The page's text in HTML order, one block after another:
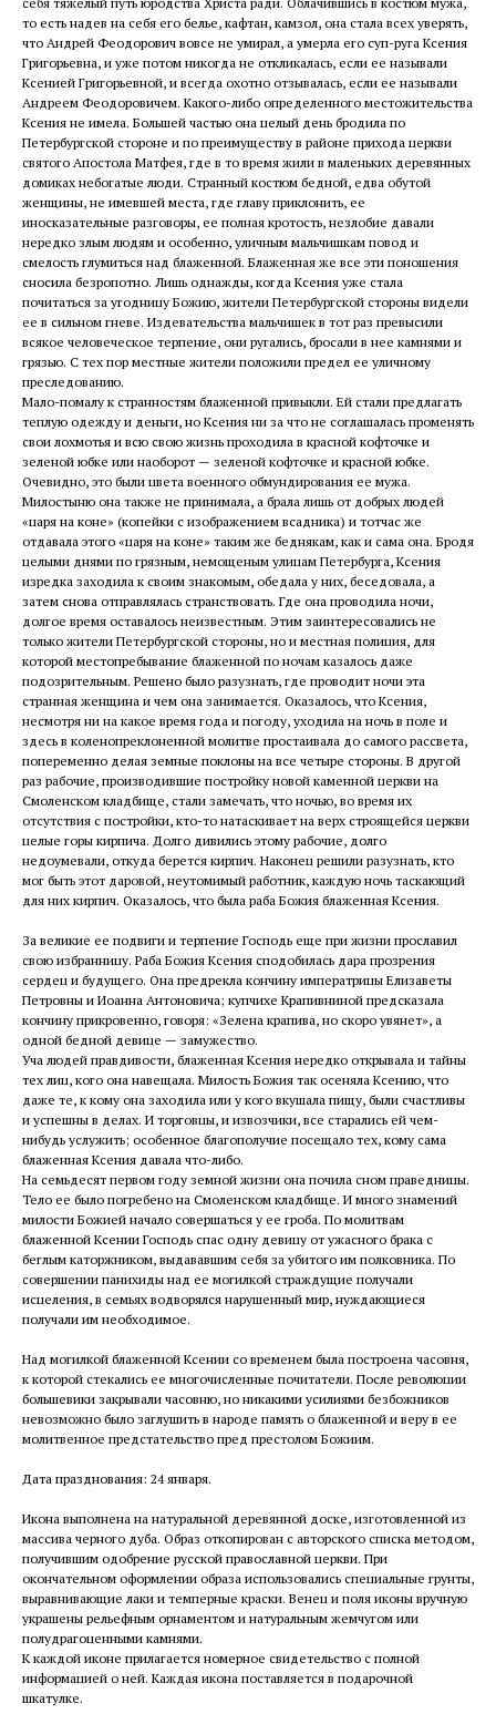
то есть надев на себя его белье, кафтан, камзол, она стала всех уверять,
что Андрей Феодорович вовсе не умирал, а умерла его суп-руга Ксения
Григорьевна, и уже потом никогда не откликалась, если ее называли
Ксенией Григорьевной, и всегда охотно отзывалась, если ее называли
Андреем Феодоровичем. Какого-либо определенного местожительства
Ксения не имела. Большей частью она целый день бродила по
Петербургской стороне и по преимуществу в районе прихода церкви
святого Апостола Матфея, где в то время жили в маленьких деревянных
домиках небогатые люди. Странный костюм бедной, едва обутой
женщины, не имевшей места, где главу приклонить, ее
иносказательные разговоры, ее полная кротость, незлобие давали
нередко злым людям и особенно, уличным мальчишкам повод и
смелость глумиться над блаженной. Блаженная же все эти поношения
сносила безропотно. Лишь однажды, когда Ксения уже стала
почитаться за угодницу Божию, жители Петербургской стороны видели
ее в сильном гневе. Издевательства мальчишек в тот раз превысили
всякое человеческое терпение, они ругались, бросали в нее камнями и
грязью. С тех пор местные жители положили предел ее уличному
преследованию.
Мало-помалу к странностям блаженной привыкли. Ей стали предлагать
теплую одежду и деньги, но Ксения ни за что не соглашалась променять
свои лохмотья и всю свою жизнь проходила в красной кофточке и
зеленой юбке или наоборот — зеленой кофточке и красной юбке.
Очевидно, это были цвета военного обмундирования ее мужа.
Милостыню она также не принимала, а брала лишь от добрых людей
«царя на коне» (копейки с изображением всадника) и тотчас же
отдавала этого «царя на коне» таким же беднякам, как и сама она. Бродя
целыми днями по грязным, немощеным улицам Петербурга, Ксения
изредка заходила к своим знакомым, обедала у них, беседовала, а
затем снова отправлялась странствовать. Где она проводила ночи,
долгое время оставалось неизвестным. Этим заинтересовались не
только жители Петербургской стороны, но и местная полиция, для
которой местопребывание блаженной по ночам казалось даже
подозрительным. Решено было разузнать, где проводит ночи эта
странная женщина и чем она занимается. Оказалось, что Ксения,
несмотря ни на какое время года и погоду, уходила на ночь в поле и
здесь в коленопреклоненной молитве простаивала до самого рассвета,
попеременно делая земные поклоны на все четыре стороны. В другой
раз рабочие, производившие постройку новой каменной церкви на
Смоленском кладбище, стали замечать, что ночью, во время их
отсутствия с постройки, кто-то натаскивает на верх строящейся церкви
целые горы кирпича. Долго дивились этому рабочие, долго
недоумевали, откуда берется кирпич. Наконец решили разузнать, кто
мог быть этот даровой, неутомимый работник, каждую ночь таскающий
для них кирпич. Оказалось, что была раба Божия блаженная Ксения.
За великие ее подвиги и терпение Господь еще при жизни прославил
свою избранницу. Раба Божия Ксения сподобилась дара прозрения
сердец и будущего. Она предрекла кончину императрицы Елизаветы
Петровны и Иоанна Антоновича; купчихе Крапивниной предсказала
кончину прикровенно, говоря: «Зелена крапива, но скоро увянет», а
одной бедной девице — замужество.
Уча людей правдивости, блаженная Ксения нередко открывала и тайны
тех лиц, кого она навещала. Милость Божия так осеняла Ксению, что
даже те, к кому она заходила или у кого вкушала пищу, были счастливы
и успешны в делах. И торговцы, и извозчики, все старались ей чем-
нибудь услужить; особенное благополучие посещало тех, кому сама
блаженная Ксения давала что-либо.
На семьдесят первом году земной жизни она почила сном праведницы.
Тело ее было погребено на Смоленском кладбище. И много знамений
милости Божией начало совершаться у ее гроба. По молитвам
блаженной Ксении Господь спас одну девицу от ужасного брака с
беглым каторжником, выдававшим себя за убитого им полковника. По
совершении панихиды над ее могилкой страждущие получали
исцеления, в семьях водворялся нарушенный мир, нуждающиеся
получали им необходимое.
Над могилкой блаженной Ксении со временем была построена часовня,
к которой стекались ее многочисленные почитатели. После революции
большевики закрывали часовню, но никакими усилиями безбожников
невозможно было заглушить в народе память о блаженной и веру в ее
молитвенное предстательство пред престолом Божиим.
Дата празднования: 24 января.
Икона выполнена на натуральной деревянной доске, изготовленной из
массива черного дуба. Образ откопирован с авторского списка методом,
получившим одобрение русской православной церкви. При
окончательном оформлении образа использовались специальные грунты,
выравнивающие лаки и темперные краски. Венец и поля иконы вручную
украшены рельефным орнаментом и натуральным жемчугом или
полудрагоценными камнями.
К каждой иконе прилагается номерное свидетельство с полной
информацией о ней. Каждая икона поставляется в подарочной
шкатулке.